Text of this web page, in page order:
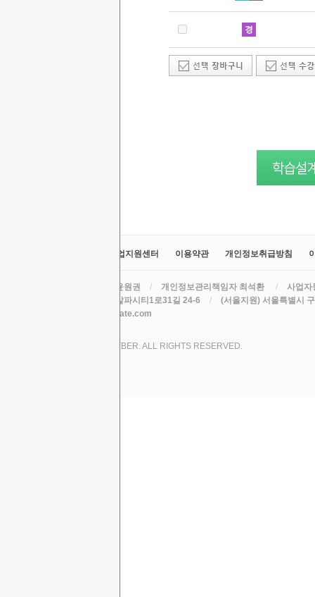
취업지원센터 이용약관 개인정보취급방침
대표 윤원권 / 개인정보관리책임자 최석환 /
사업자
주소 (본원) 대구광역시 수성구 알파시티1로31길 24-6
/
(서울지원) 서울특별시
EMAIL csh78mm@nate.com
COPYRIGHT (C) 2017 LINE CYBER. ALL RIGHTS RESERVED.